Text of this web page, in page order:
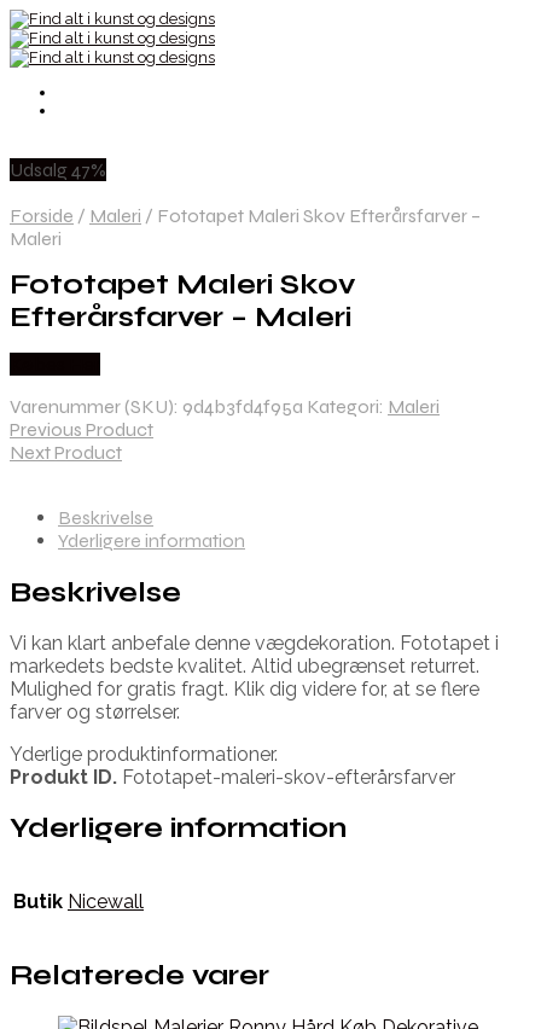
Udsalg 47%
Forside / Maleri / Fototapet Maleri Skov Efterårsfarver –
Maleri
Fototapet Maleri Skov
Efterårsfarver – Maleri
Varenummer (SKU): 9d4b3fd4f95a Kategori: Maleri
Previous Product
Next Product
Beskrivelse
Yderligere information
Beskrivelse
Vi kan klart anbefale denne vægdekoration. Fototapet i
markedets bedste kvalitet. Altid ubegrænset returret.
Mulighed for gratis fragt. Klik dig videre for, at se flere
farver og størrelser.
Yderlige produktinformationer.
Produkt ID. Fototapet-maleri-skov-efterårsfarver
Yderligere information
Butik Nicewall
Relaterede varer